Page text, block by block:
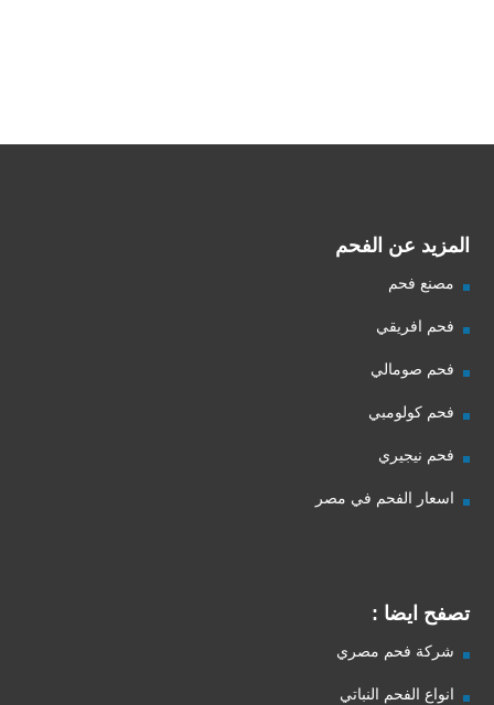
المزيد عن الفحم
مصنع فحم
فحم افريقي
فحم صومالي
فحم كولومبي
فحم نيجيري
اسعار الفحم في مصر
تصفح ايضا :
شركة فحم مصري
انواع الفحم النباتي